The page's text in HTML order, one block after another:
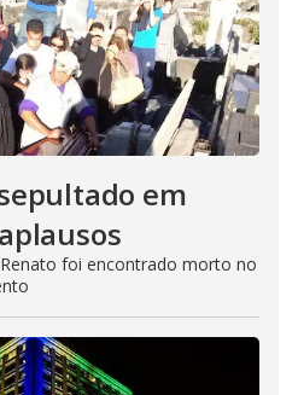
em
foi encontrado morto no